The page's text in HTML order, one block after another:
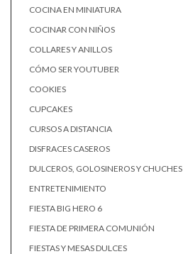
COCINA EN MINIATURA
COCINAR CON NIÑOS
COLLARES Y ANILLOS
CÓMO SER YOUTUBER
COOKIES
CUPCAKES
CURSOS A DISTANCIA
DISFRACES CASEROS
DULCEROS, GOLOSINEROS Y CHUCHES
ENTRETENIMIENTO
FIESTA BIG HERO 6
FIESTA DE PRIMERA COMUNIÓN
FIESTAS Y MESAS DULCES